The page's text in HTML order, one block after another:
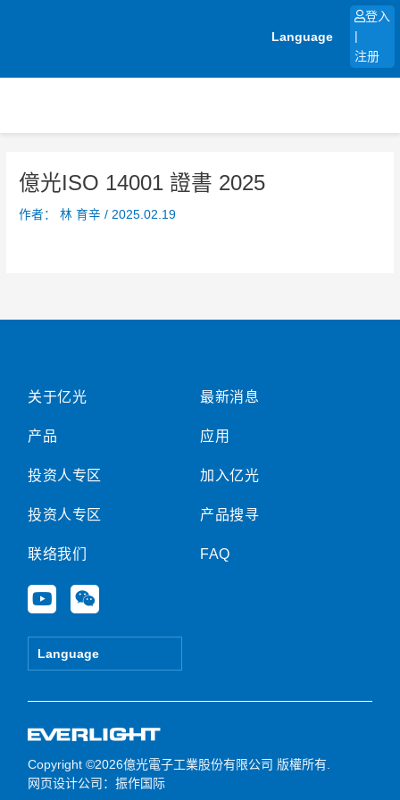
Language
登入
注册
億光ISO 14001 證書 2025
作者： 林 育辛/ 2025.02.19
关于亿光
产品
投资人专区
投资人专区
联络我们
Y
o
u
e
W
e
i
Language
最新消息
应用
加入亿光
产品搜寻
FAQ
Copyright ©2026億光電子工業股份有限公司 版權所有.
网页设计公司 ：振作国际